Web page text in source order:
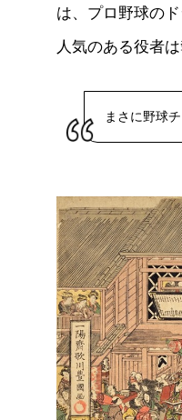
は、プロ野球の
人気のある役者
まさに野球